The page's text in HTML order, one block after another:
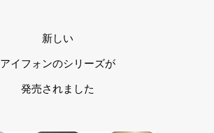
新しい
アイフォンのシリーズが
発売されました